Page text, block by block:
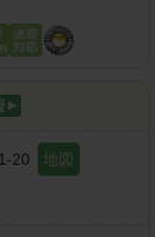
20 地図